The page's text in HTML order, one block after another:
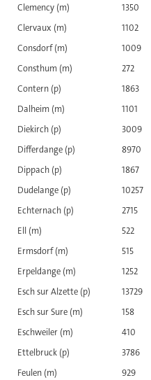
Clemency (m)
1350
Clervaux (m)
1102
Consdorf (m)
1009
Consthum (m)
272
Contern (p)
1863
Dalheim (m)
1101
Diekirch (p)
3009
Differdange (p)
8970
Dippach (p)
1867
Dudelange (p)
10257
Echternach (p)
2715
Ell (m)
522
Ermsdorf (m)
515
Erpeldange (m)
1252
Esch sur Alzette (p)
13729
Esch sur Sure (m)
158
Eschweiler (m)
410
Ettelbruck (p)
3786
Feulen (m)
929